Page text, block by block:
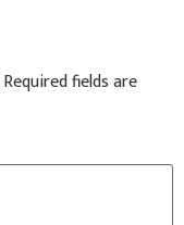
Required fields are